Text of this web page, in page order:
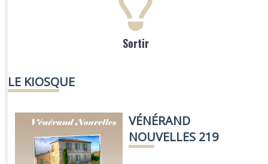
Sortir
LE KIOSQUE
VÉNÉRAND
NOUVELLES 219